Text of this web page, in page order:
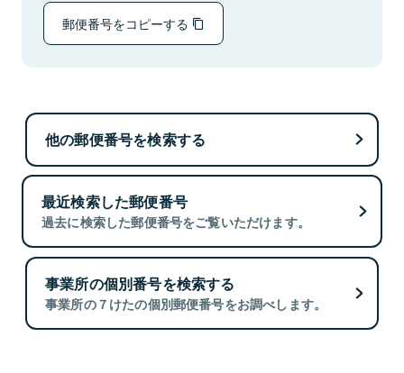
郵便番号をコピーする
他の郵便番号を検索する
最近検索した郵便番号
過去に検索した郵便番号をご覧いただけます。
事業所の個別番号を検索する
事業所の７けたの個別郵便番号をお調べします。